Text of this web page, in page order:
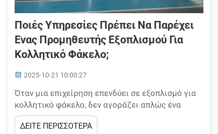
Ποιές Υπηρεσίες Πρέπει Να Παρέχει
Ένας Προμηθευτής Εξοπλισμού Για
Κολλητικό Φάκελο;
2025-10-21 10:00:27
Όταν μια επιχείρηση επενδύει σε εξοπλισμό για
κολλητικό φάκελο, δεν αγοράζει απλώς ένα
μηχάνημα· εγγράφεται σε μια συνεργασία που
πρέπει να διαρκέσει όλη τη διάρκεια ζωής του
ΔΕΙΤΕ ΠΕΡΙΣΣΟΤΕΡΑ